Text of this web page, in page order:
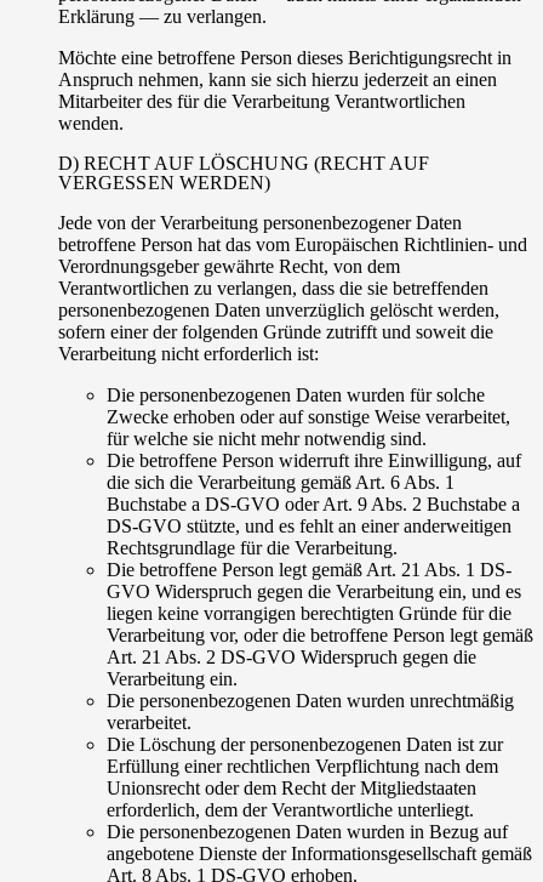
Erklärung — zu verlangen.
Möchte eine betroffene Person dieses Berichtigungsrecht in
Anspruch nehmen, kann sie sich hierzu jederzeit an einen
Mitarbeiter des für die Verarbeitung Verantwortlichen
wenden.
D) RECHT AUF LÖSCHUNG (RECHT AUF
VERGESSEN WERDEN)
Jede von der Verarbeitung personenbezogener Daten
betroffene Person hat das vom Europäischen Richtlinien- und
Verordnungsgeber gewährte Recht, von dem
Verantwortlichen zu verlangen, dass die sie betreffenden
personenbezogenen Daten unverzüglich gelöscht werden,
sofern einer der folgenden Gründe zutrifft und soweit die
Verarbeitung nicht erforderlich ist:
Die personenbezogenen Daten wurden für solche
Zwecke erhoben oder auf sonstige Weise verarbeitet,
für welche sie nicht mehr notwendig sind.
Die betroffene Person widerruft ihre Einwilligung, auf
die sich die Verarbeitung gemäß Art. 6 Abs. 1
Buchstabe a DS-GVO oder Art. 9 Abs. 2 Buchstabe a
DS-GVO stützte, und es fehlt an einer anderweitigen
Rechtsgrundlage für die Verarbeitung.
Die betroffene Person legt gemäß Art. 21 Abs. 1 DS-
GVO Widerspruch gegen die Verarbeitung ein, und es
liegen keine vorrangigen berechtigten Gründe für die
Verarbeitung vor, oder die betroffene Person legt gemäß
Art. 21 Abs. 2 DS-GVO Widerspruch gegen die
Verarbeitung ein.
Die personenbezogenen Daten wurden unrechtmäßig
verarbeitet.
Die Löschung der personenbezogenen Daten ist zur
Erfüllung einer rechtlichen Verpflichtung nach dem
Unionsrecht oder dem Recht der Mitgliedstaaten
erforderlich, dem der Verantwortliche unterliegt.
Die personenbezogenen Daten wurden in Bezug auf
angebotene Dienste der Informationsgesellschaft gemäß
Art. 8 Abs. 1 DS-GVO erhoben.